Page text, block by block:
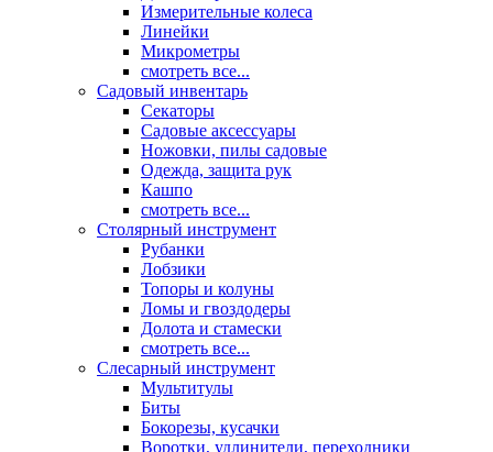
Измерительные колеса
Линейки
Микрометры
смотреть все...
Садовый инвентарь
Секаторы
Садовые аксессуары
Ножовки, пилы садовые
Одежда, защита рук
Кашпо
смотреть все...
Столярный инструмент
Рубанки
Лобзики
Топоры и колуны
Ломы и гвоздодеры
Долота и стамески
смотреть все...
Слесарный инструмент
Мультитулы
Биты
Бокорезы, кусачки
Воротки, удлинители, переходники